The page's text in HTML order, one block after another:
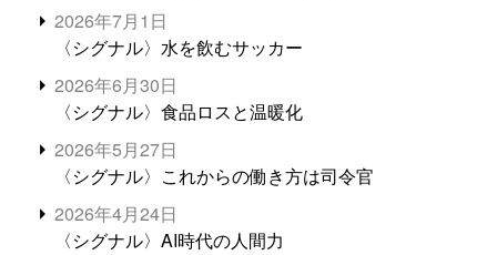
2026年7月1日
〈シグナル〉水を飲むサッカー
2026年6月30日
〈シグナル〉食品ロスと温暖化
2026年5月27日
〈シグナル〉これからの働き方は司令官
2026年4月24日
〈シグナル〉AI時代の人間力